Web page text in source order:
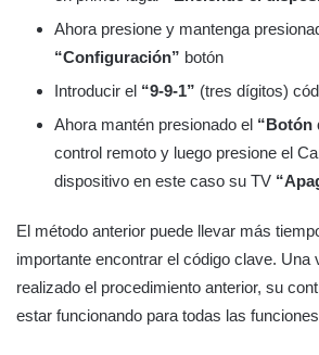
Ahora presione y mantenga
“Configuración” botón
Introducir el “9-9-1” (tres dígitos)
Ahora mantén presionado el “Botón
control remoto y luego presione el
dispositivo en este caso su TV
El método anterior puede llevar más
importante encontrar el código clave. Una
realizado el procedimiento anterior, su
estar funcionando para todas las